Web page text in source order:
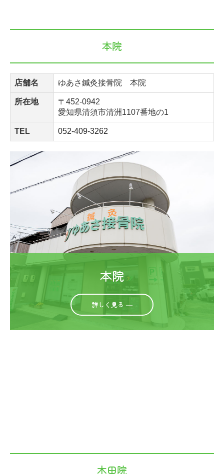
本院
店舗名 ゆあさ鍼灸接骨院 本院
所在地
〒452-0942
愛知県清須市清洲1107番地の1
TEL 052-409-3262
本院
詳しく見る ―
木田院